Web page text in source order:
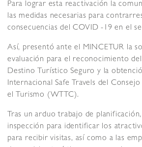
Para lograr esta reactivación la
las medidas necesarias para
consecuencias del COVID -19 en el
Así, presentó ante el MINCETUR la
evaluación para el reconocimiento
Destino Turístico Seguro y la
Internacional Safe Travels del
el Turismo (WTTC).
Tras un arduo trabajo de
inspección para identificar los
para recibir visitas, así como a las